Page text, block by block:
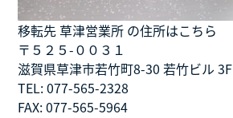
移転先 草津営業所 の住所はこちら
〒５２５-００３１
滋賀県草津市若竹町8-30 若竹ビル 3F
TEL: 077-565-2328
FAX: 077-565-5964